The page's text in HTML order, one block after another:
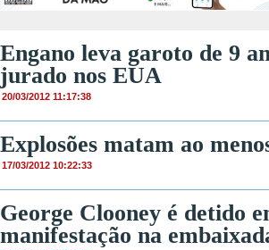
Engano leva garoto de 9
jurado nos EUA
20/03/2012 11:17:38
Explosões matam ao
17/03/2012 10:22:33
George Clooney é detido
manifestação na